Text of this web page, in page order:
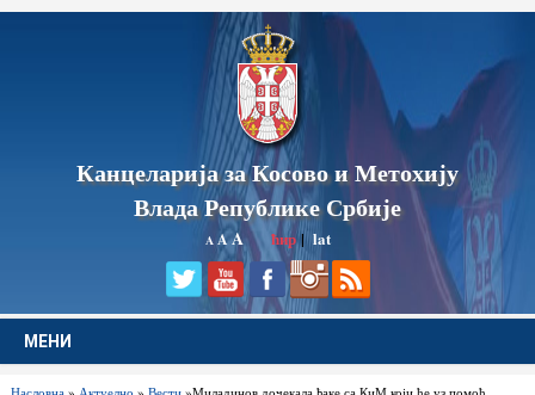
Канцеларија за Косово и Метохију
Влада Републике Србије
A AA ћир|lat
МЕНИ